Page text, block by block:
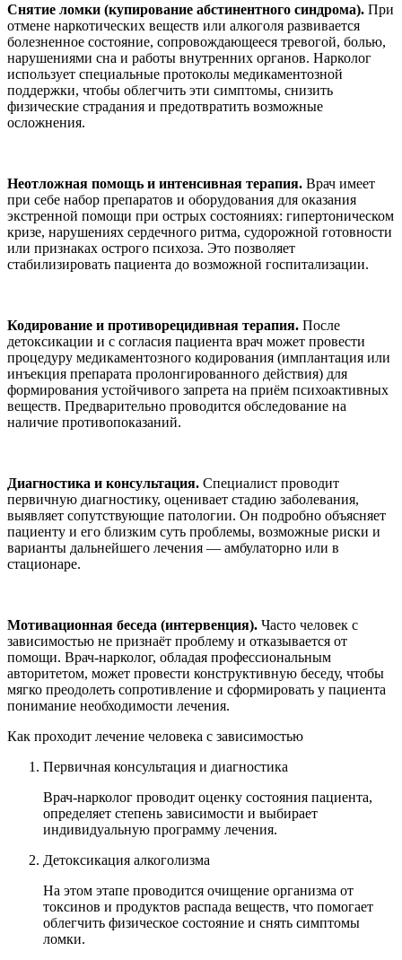
Снятие ломки (купирование абстинентного синдрома). При
отмене наркотических веществ или алкоголя развивается
болезненное состояние, сопровождающееся тревогой, болью,
нарушениями сна и работы внутренних органов. Нарколог
использует специальные протоколы медикаментозной
поддержки, чтобы облегчить эти симптомы, снизить
физические страдания и предотвратить возможные
осложнения.
Неотложная помощь и интенсивная терапия. Врач имеет
при себе набор препаратов и оборудования для оказания
экстренной помощи при острых состояниях: гипертоническом
кризе, нарушениях сердечного ритма, судорожной готовности
или признаках острого психоза. Это позволяет
стабилизировать пациента до возможной госпитализации.
Кодирование и противорецидивная терапия. После
детоксикации и с согласия пациента врач может провести
процедуру медикаментозного кодирования (имплантация или
инъекция препарата пролонгированного действия) для
формирования устойчивого запрета на приём психоактивных
веществ. Предварительно проводится обследование на
наличие противопоказаний.
Диагностика и консультация. Специалист проводит
первичную диагностику, оценивает стадию заболевания,
выявляет сопутствующие патологии. Он подробно объясняет
пациенту и его близким суть проблемы, возможные риски и
варианты дальнейшего лечения — амбулаторно или в
стационаре.
Мотивационная беседа (интервенция). Часто человек с
зависимостью не признаёт проблему и отказывается от
помощи. Врач-нарколог, обладая профессиональным
авторитетом, может провести конструктивную беседу, чтобы
мягко преодолеть сопротивление и сформировать у пациента
понимание необходимости лечения.
Как проходит лечение человека с зависимостью
Первичная консультация и диагностика
Врач-нарколог проводит оценку состояния пациента,
определяет степень зависимости и выбирает
индивидуальную программу лечения.
Детоксикация алкоголизма
На этом этапе проводится очищение организма от
токсинов и продуктов распада веществ, что помогает
облегчить физическое состояние и снять симптомы
ломки.